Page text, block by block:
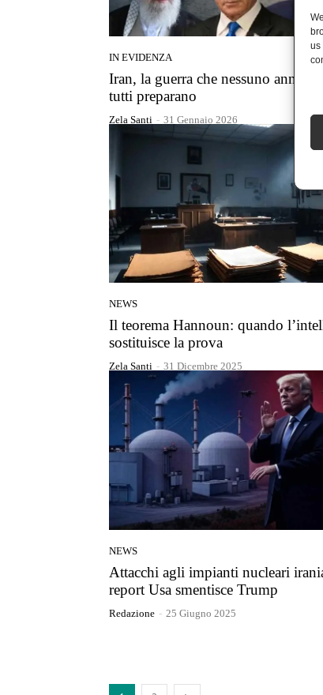
us
IN EVIDENZA
Iran, la guerra che nessuno
tutti preparano
Zela Santi - 31 Gennaio 2026
NEWS
Il teorema Hannoun: quando
sostituisce la prova
Zela Santi - 31 Dicembre 2025
NEWS
Attacchi agli impianti nucleari
report Usa smentisce Trump
Redazione - 25 Giugno 2025